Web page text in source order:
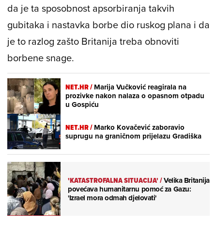
da je ta sposobnost apsorbiranja takvih
gubitaka i nastavka borbe dio ruskog plana i da
je to razlog zašto Britanija treba obnoviti
borbene snage.
NET.HR /Marija Vučković reagirala na
prozivke nakon nalaza o opasnom otpadu
u Gospiću
NET.HR /Marko Kovačević zaboravio
suprugu na graničnom prijelazu Gradiška
'KATASTROFALNA SITUACIJA'/Velika Britanija
povećava humanitarnu pomoć za Gazu:
'Izrael mora odmah djelovati'